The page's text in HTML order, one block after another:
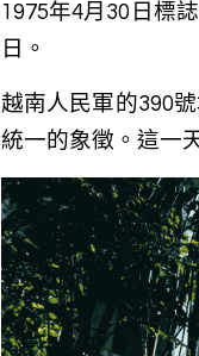
1975年4月30日標
日。
越南人民軍的390
統一的象徵。這一